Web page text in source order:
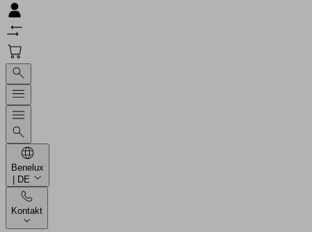
Benelux
| DE
Kontakt